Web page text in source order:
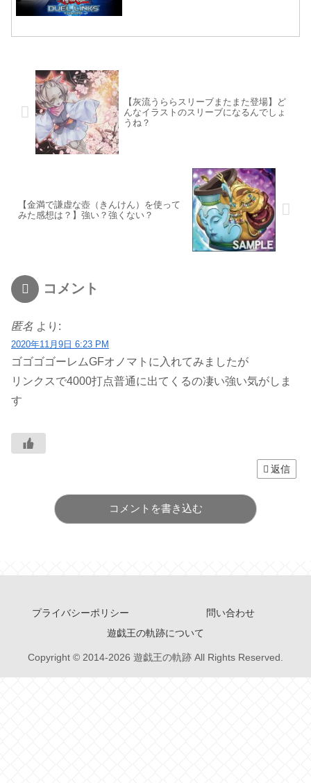
【灰流うららスリーブまたまた登場】ど
んなイラストのスリーブになるんでしょ
うね？
【金満で謙虚な壺（きんけん）を使って
みた感想は？】強い？強くない？
コメント
匿名 より:
2020年11月9日 6:23 PM
ゴゴゴゴーレムGFオノマトに入れてみましたが
リンクスで4000打点普通に出てくるの凄い強い気がしま
す
返信
コメントを書き込む
プライバシーポリシー
問い合わせ
遊戯王の軌跡について
Copyright © 2014-2026 遊戯王の軌跡 All Rights Reserved.